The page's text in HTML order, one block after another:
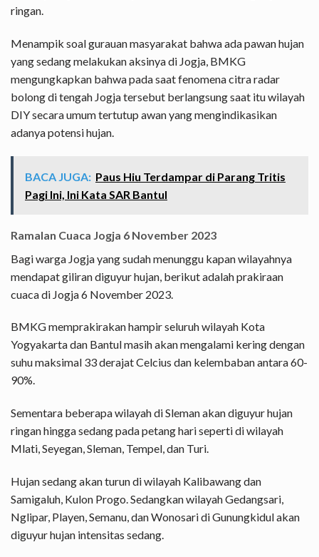
ringan.
Menampik soal gurauan masyarakat bahwa ada pawan hujan
yang sedang melakukan aksinya di Jogja, BMKG
mengungkapkan bahwa pada saat fenomena citra radar
bolong di tengah Jogja tersebut berlangsung saat itu wilayah
DIY secara umum tertutup awan yang mengindikasikan
adanya potensi hujan.
BACA JUGA: Paus Hiu Terdampar di Parang Tritis
Pagi Ini, Ini Kata SAR Bantul
Ramalan Cuaca Jogja 6 November 2023
Bagi warga Jogja yang sudah menunggu kapan wilayahnya
mendapat giliran diguyur hujan, berikut adalah prakiraan
cuaca di Jogja 6 November 2023.
BMKG memprakirakan hampir seluruh wilayah Kota
Yogyakarta dan Bantul masih akan mengalami kering dengan
suhu maksimal 33 derajat Celcius dan kelembaban antara 60-
90%.
Sementara beberapa wilayah di Sleman akan diguyur hujan
ringan hingga sedang pada petang hari seperti di wilayah
Mlati, Seyegan, Sleman, Tempel, dan Turi.
Hujan sedang akan turun di wilayah Kalibawang dan
Samigaluh, Kulon Progo. Sedangkan wilayah Gedangsari,
Nglipar, Playen, Semanu, dan Wonosari di Gunungkidul akan
diguyur hujan intensitas sedang.